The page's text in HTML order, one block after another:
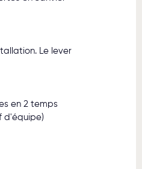
Le lever
en 2 temps
d'équipe)